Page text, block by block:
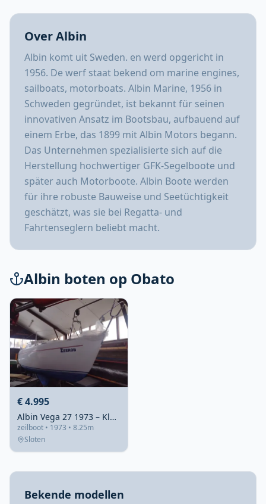
Over Albin
Albin komt uit Sweden. en werd opgericht in
1956. De werf staat bekend om marine engines,
sailboats, motorboats. Albin Marine, 1956 in
Schweden gegründet, ist bekannt für seinen
innovativen Ansatz im Bootsbau, aufbauend auf
einem Erbe, das 1899 mit Albin Motors begann.
Das Unternehmen spezialisierte sich auf die
Herstellung hochwertiger GFK-Segelboote und
später auch Motorboote. Albin Boote werden
für ihre robuste Bauweise und Seetüchtigkeit
geschätzt, was sie bei Regatta- und
Fahrtenseglern beliebt macht.
Albin boten op Obato
€ 4.995
Albin Vega 27 1973 – Klassiek S-spant kajuitzeiljacht
zeilboot • 1973 • 8.25m
Sloten
Bekende modellen